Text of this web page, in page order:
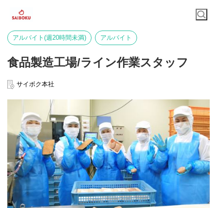
アルバイト(週20時間未満) アルバイト
食品製造工場/ライン作業スタッフ
サイボク本社